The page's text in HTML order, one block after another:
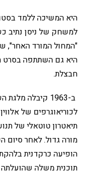
היא המשיכה ללמד
למשחק של ניסן נתיב
"המחול המורד האחר",
היא גם השתתפה בסרט
חבצלת.
ב-1963 קיבלה
לכוריאוגרפים של
תיאטרון טוטאלי של
מורה גדול. לאחר סיום
הופיעה כרקדנית